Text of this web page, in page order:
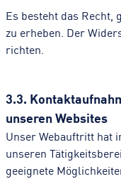
Es besteht das Recht,
zu erheben. Der
richten.
3.3.
unseren Websites
Unser Webauftritt hat
unseren
geeignete